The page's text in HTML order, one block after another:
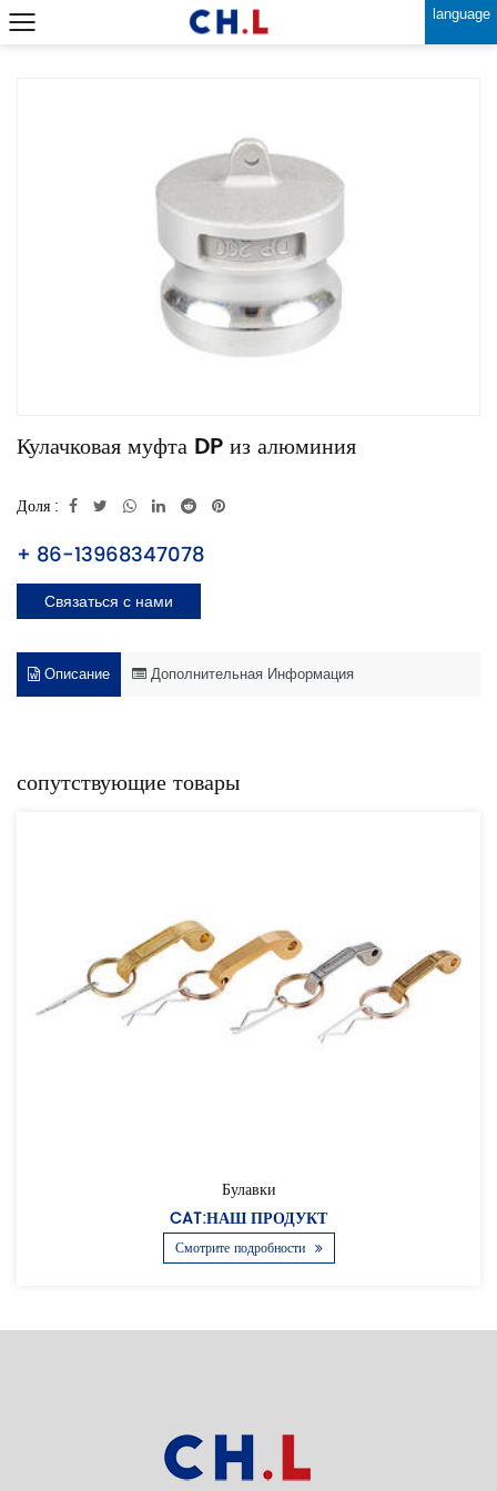
language
Кулачковая муфта DP из алюминия
Доля :
+ 86-13968347078
Связаться с нами
Описание Дополнительная Информация
сопутствующие товары
Булавки
CAT:НАШ ПРОДУКТ
Смотрите подробности